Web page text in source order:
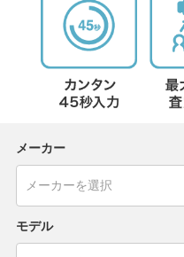
メーカー
モデル